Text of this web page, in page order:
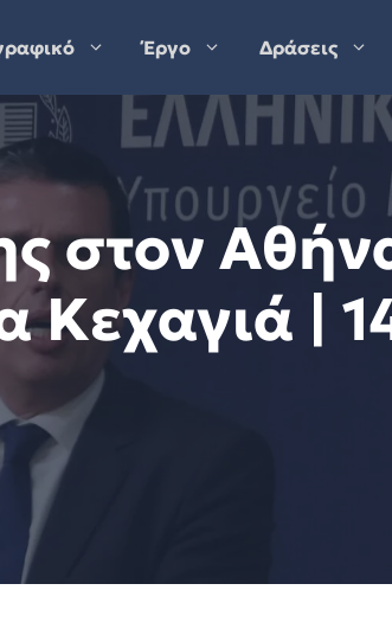
Έργο Δράσεις
στον
Κεχαγιά |